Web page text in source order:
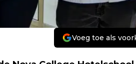
Voeg toe als